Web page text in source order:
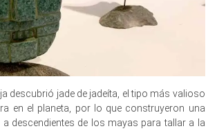
descubrió jade de jadeíta, el tipo más valioso
en el planeta, por lo que construyeron una
descendientes de los mayas para tallar a la